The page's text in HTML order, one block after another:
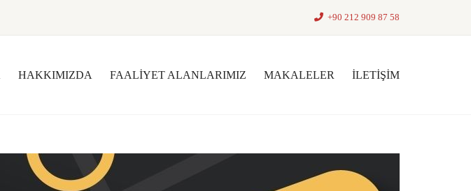
+90 212 909 87 58
HAKKIMIZDA FAALIYET ALANLARIMIZ MAKALELER İLETIŞIM